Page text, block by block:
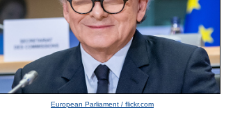
European Parliament / flickr.com